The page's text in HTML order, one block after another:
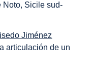
Noto, Sicile sud-
Jiménez
articulación de un